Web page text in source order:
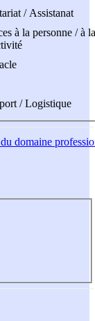
/ Assistanat
à la personne / à la
/ Logistique
domaine